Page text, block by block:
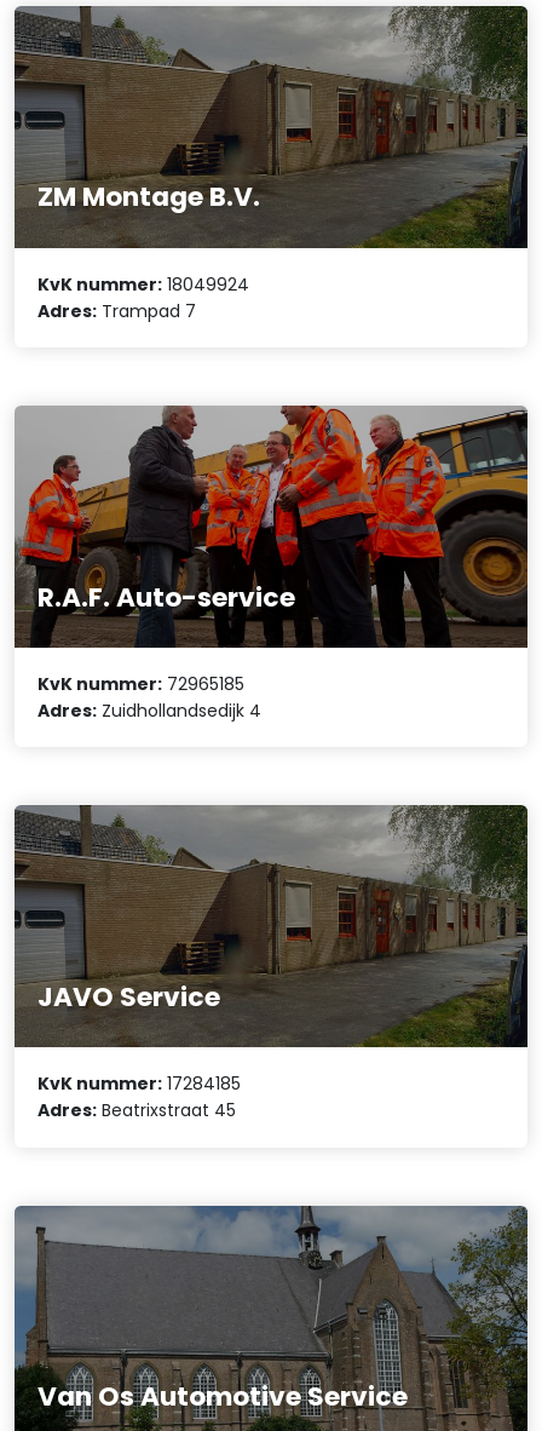
ZM Montage B.V.
KvK nummer: 18049924
Adres: Trampad 7
R.A.F. Auto-service
KvK nummer: 72965185
Adres: Zuidhollandsedijk 4
JAVO Service
KvK nummer: 17284185
Adres: Beatrixstraat 45
Van Os Automotive Service